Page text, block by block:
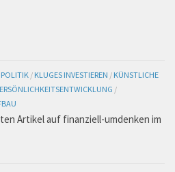
/ KLUGES INVESTIEREN / KÜNSTLICHE
/
Artikel auf finanziell-umdenken im